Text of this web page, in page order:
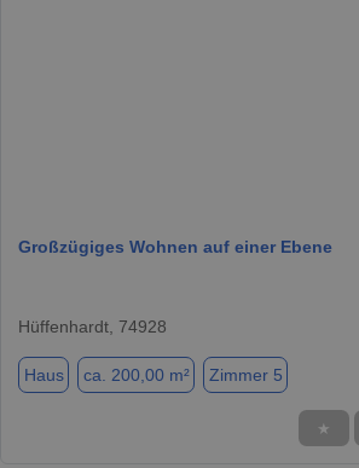
Großzügiges Wohnen auf einer Ebene
Hüffenhardt, 74928
Haus ca. 200,00 m² Zimmer 5
★